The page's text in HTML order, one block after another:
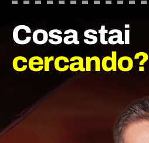
Cosa stai
cercando?